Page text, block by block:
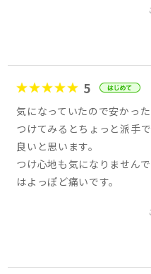
5
気になっていたので安かっ
つけてみるとちょっと派手
良いと思います。
つけ心地も気になりません
はよっぽど痛いです。